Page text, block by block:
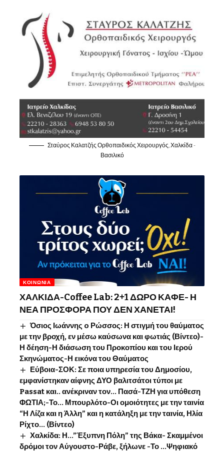
Σταύρος Καλατζής Ορθοπαιδικός Χειρουργός, Χαλκίδα -
Βασιλικό
ΚΟΙΝΩΝΊΑ
ΧΑΛΚΙΔΑ-Coffee Lab: 2+1 ΔΩΡΟ ΚΑΦΕ- Η
ΝΕΑ ΠΡΟΣΦΟΡΑ ΠΟΥ ΔΕΝ ΧΑΝΕΤΑΙ!
Όσιος Ιωάννης o Ρώσσος: Η στιγμή του θαύματος
με την βροχή, εν μέσω καύσωνα και φωτιάς (Βίντεο)-
Η δέηση-Η διάσωση του Προκοπίου και του Ιερού
Σκηνώματος-Η εικόνα του Θαύματος
Εύβοια-ΣΟΚ: Σε ποια υπηρεσία του Δημοσίου,
εμφανίστηκαν αίφνης ΔΥΟ βαλιτσάτοι τύποι με
Passat και.. ανέκριναν τον… Πασά-ΤΖΗ για υπόθεση
ΦΩΤΙΑ;-Το… Μπουρλότο-Οι ομοιότητες με την ταινία
“Η Λίζα και η Άλλη” και η κατάληξη με την ταινία, Ηλία
Ρίχτο… (Βίντεο)
Χαλκίδα: Η…”Έξυπνη Πόλη” της Βάκα- Σκαμμένοι
δρόμοι τον Αύγουστο-Ράβε, ξήλωνε -Το …Ψηφιακό